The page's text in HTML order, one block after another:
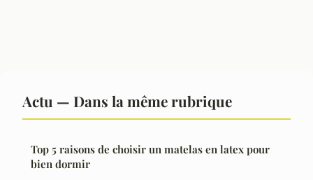
Actu — Dans la même rubrique
Top 5 raisons de choisir un matelas en latex pour
bien dormir